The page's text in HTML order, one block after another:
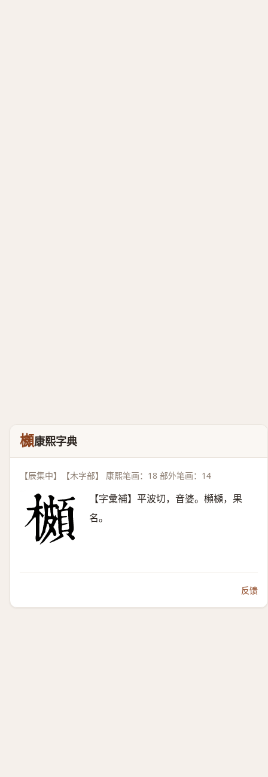
櫇康熙字典
【辰集中】【木字部】 康熙笔画：18 部外笔画：14
【字彙補】平波切，音婆。㰋櫇，果
名。
反馈